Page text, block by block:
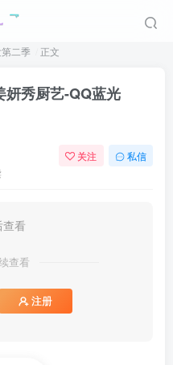
二季 正文
妍秀厨艺-QQ蓝光
关注 私信
看
查看
注册